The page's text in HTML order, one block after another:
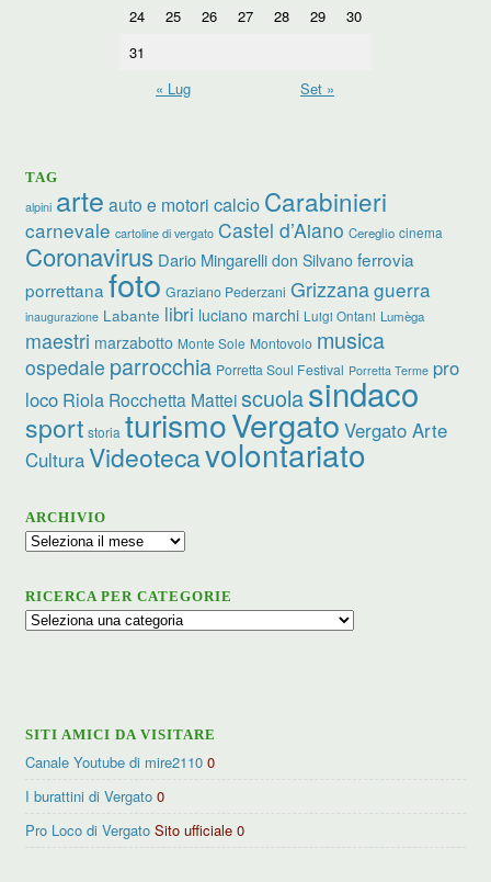
24
25 26 27 28 29
30
31
« Lug
Set »
TAG
alpini arte auto e motori calcio Carabinieri
carnevale cartoline di vergato Castel d’Aiano Cereglio cinema
Coronavirus Dario Mingarelli don Silvano ferrovia
porrettana foto Graziano Pederzani Grizzanaguerra
inaugurazione Labante libri luciano marchi Luigi Ontani Lumèga
maestri marzabotto Monte Sole Montovolo musica
ospedale parrocchia Porretta Soul Festival Porretta Terme pro
loco Riola Rocchetta Matteiscuolasindaco
sport storia turismoVergato Vergato Arte
CulturaVideotecavolontariato
ARCHIVIO
Archivio
RICERCA PER CATEGORIE
Ricerca
SITI AMICI DA VISITARE
Canale Youtube di mire2110 0
I burattini di Vergato 0
Pro Loco di Vergato Sito ufficiale 0